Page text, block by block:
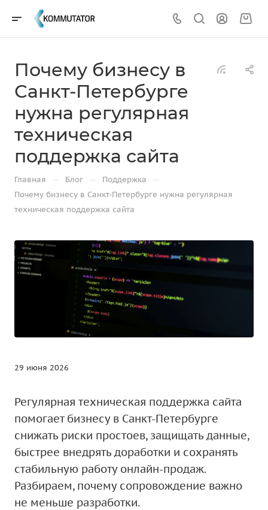
Почему бизнесу в
Санкт-Петербурге
нужна регулярная
техническая
поддержка сайта
Главная — Блог — Поддержка —
Почему бизнесу в Санкт-Петербурге нужна регулярная
техническая поддержка сайта
29 июня 2026
Регулярная техническая поддержка сайта
помогает бизнесу в Санкт-Петербурге
снижать риски простоев, защищать данные,
быстрее внедрять доработки и сохранять
стабильную работу онлайн-продаж.
Разбираем, почему сопровождение важно
не меньше разработки.